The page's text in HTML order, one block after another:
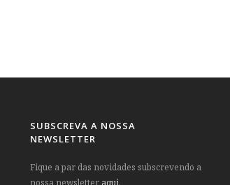
SUBSCREVA A NOSSA
NEWSLETTER
Fique a par das novidades subscrevendo a